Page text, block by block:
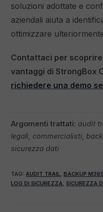
soluzioni adottate e
aziendali aiuta a
ottimizzare
Contattaci per
vantaggi di StrongBox
richiedere una demo
Argomenti trattati: audit
legali, commercialisti,
sicurezza dati
TAG:AUDIT TRAIL, BACKUP M365
LOG DI SICUREZZA, SICUREZZA